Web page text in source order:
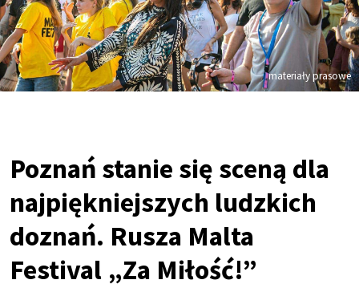
materiały prasowe
Poznań stanie się sceną dla
najpiękniejszych ludzkich
doznań. Rusza Malta
Festival „Za Miłość!”